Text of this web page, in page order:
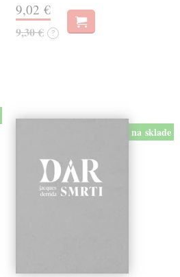
9,02 €
9,30 € ?
na sklade